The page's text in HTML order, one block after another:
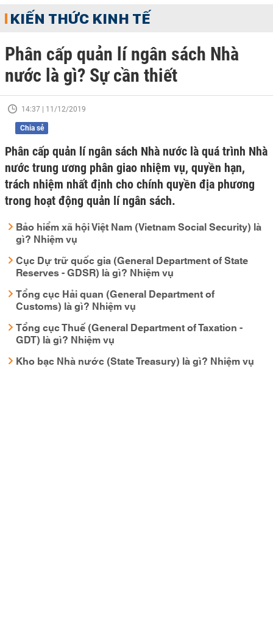
KIẾN THỨC KINH TẾ
Phân cấp quản lí ngân sách Nhà
nước là gì? Sự cần thiết
14:37 | 11/12/2019
Chia sẻ
Phân cấp quản lí ngân sách Nhà nước là quá trình Nhà
nước trung ương phân giao nhiệm vụ, quyền hạn,
trách nhiệm nhất định cho chính quyền địa phương
trong hoạt động quản lí ngân sách.
Bảo hiểm xã hội Việt Nam (Vietnam Social Security) là
gì? Nhiệm vụ
Cục Dự trữ quốc gia (General Department of State
Reserves - GDSR) là gì? Nhiệm vụ
Tổng cục Hải quan (General Department of
Customs) là gì? Nhiệm vụ
Tổng cục Thuế (General Department of Taxation -
GDT) là gì? Nhiệm vụ
Kho bạc Nhà nước (State Treasury) là gì? Nhiệm vụ